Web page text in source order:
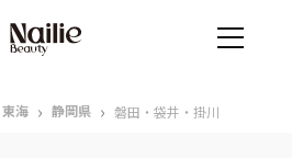
東海 › 静岡県 › 磐田・袋井・掛川